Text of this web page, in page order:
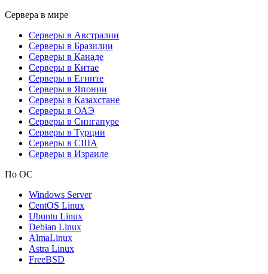
Сервера в мире
Серверы в Австралии
Серверы в Бразилии
Серверы в Канаде
Серверы в Китае
Серверы в Египте
Серверы в Японии
Серверы в Казахстане
Серверы в ОАЭ
Серверы в Сингапуре
Серверы в Турции
Серверы в США
Серверы в Израиле
По ОС
Windows Server
CentOS Linux
Ubuntu Linux
Debian Linux
AlmaLinux
Astra Linux
FreeBSD